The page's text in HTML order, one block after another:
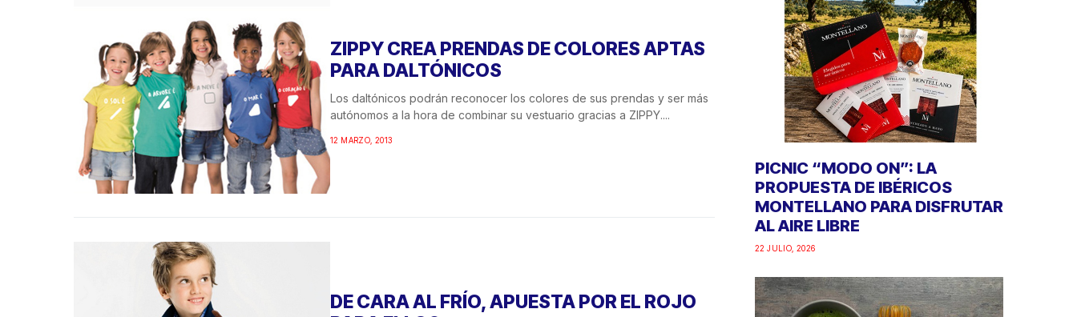
ZIPPY CREA PRENDAS DE COLORES APTAS
PARA DALTÓNICOS
Los daltónicos podrán reconocer los colores de sus prendas y ser más
autónomos a la hora de combinar su vestuario gracias a ZIPPY....
12 MARZO, 2013
DE CARA AL FRÍO, APUESTA POR EL ROJO
PICNIC “MODO ON”: LA
PROPUESTA DE IBÉRICOS
MONTELLANO PARA DISFRUTAR
AL AIRE LIBRE
22 JULIO, 2026